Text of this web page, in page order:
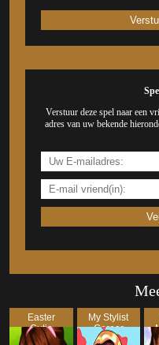
Verstuur deze spel naar een
adres van uw bekende
Easter
Cutie
Dress Up
My Stylist
Career